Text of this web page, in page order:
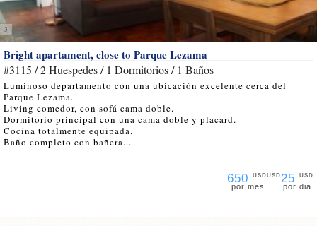
3
Bright apartament, close to Parque Lezama
#3115 / 2 Huespedes / 1 Dormitorios / 1 Baños
Luminoso departamento con una ubicación excelente cerca del
Parque Lezama.
Living comedor, con sofá cama doble.
Dormitorio principal con una cama doble y placard.
Cocina totalmente equipada.
Baño completo con bañera...
25 USD
por dia
USD
650 USD
por mes